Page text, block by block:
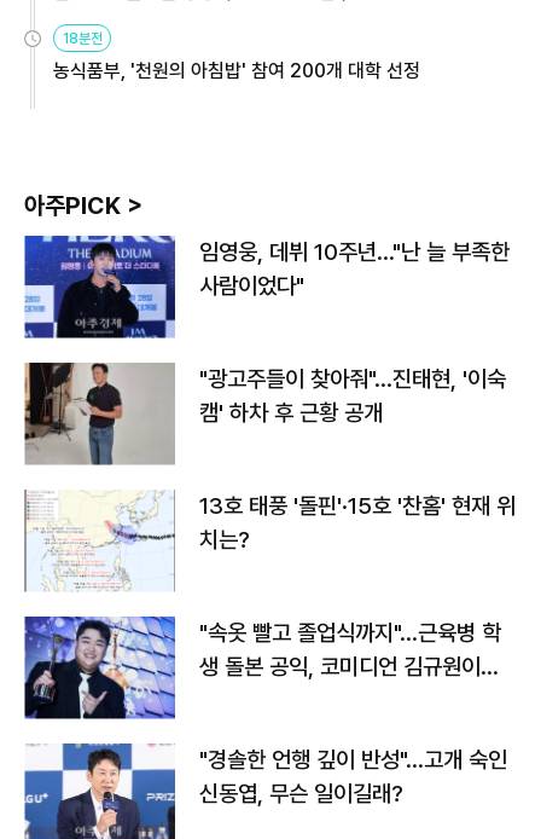
원
18분전
농식품부, '천원의 아침밥' 참여 200개 대학 선정
아주PICK >
임영웅, 데뷔 10주년…"난 늘 부족한
사람이었다"
"광고주들이 찾아줘"…진태현, '이숙
캠' 하차 후 근황 공개
13호 태풍 '돌핀'·15호 '찬홈' 현재 위
치는?
"속옷 빨고 졸업식까지"…근육병 학
생 돌본 공익, 코미디언 김규원이었
"경솔한 언행 깊이 반성"…고개 숙인
신동엽, 무슨 일이길래?